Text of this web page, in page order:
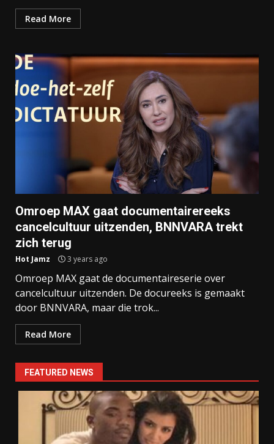
Read More
Omroep MAX gaat documentairereeks
cancelcultuur uitzenden, BNNVARA trekt
zich terug
Hot Jamz 3 years ago
Omroep MAX gaat de documentaireserie over
cancelcultuur uitzenden. De docureeks is gemaakt
door BNNVARA, maar die trok...
Read More
FEATURED NEWS